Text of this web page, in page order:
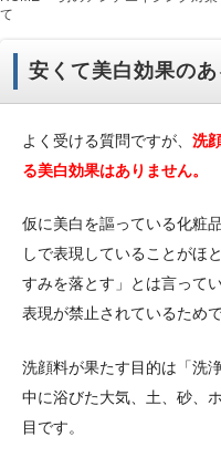
ン
ン
グ
て
安くて美白効果の
よく受ける質問ですが、 洗
る美白効果はありません。
仮に美白を謳っている化粧
しで表現していることがほ
すみを落とす」とは言って
表現が禁止されているためで
洗顔料が果たす目的は「洗
中に浴びた大気、土、砂、
目です。